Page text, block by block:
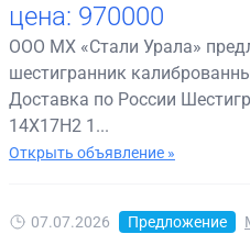
цена: 970000
ООО МХ «Стали Урала»
шестигранник
Доставка по России
14Х17Н2 1...
Открыть объявление »
07.07.2026 Предложение